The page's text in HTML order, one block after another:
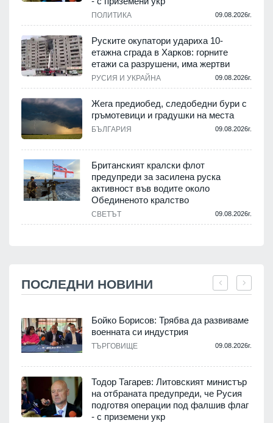
ПОЛИТИКА 09.08.2026г.
Руските окупатори удариха 10-
етажна сграда в Харков: горните
етажи са разрушени, има жертви
РУСИЯ И УКРАЙНА 09.08.2026г.
Жега предиобед, следобедни бури с
гръмотевици и градушки на места
БЪЛГАРИЯ 09.08.2026г.
Британският кралски флот
предупреди за засилена руска
активност във водите около
Обединеното кралство
СВЕТЪТ 09.08.2026г.
ПОСЛЕДНИ НОВИНИ
Бойко Борисов: Трябва да развиваме
военната си индустрия
ТЪРГОВИЩЕ 09.08.2026г.
Тодор Тагарев: Литовският министър
на отбраната предупреди, че Русия
подготвя операции под фалшив флаг
- с приземени укр